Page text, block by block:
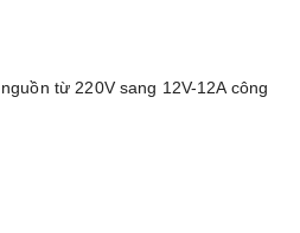
từ 220V sang 12V-12A công